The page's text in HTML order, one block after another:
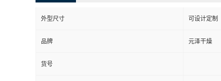
外型尺寸 可设计定制
品牌 元泽干燥
货号